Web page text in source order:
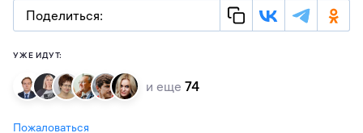
Поделиться:
УЖЕ ИДУТ:
и еще 74
Пожаловаться